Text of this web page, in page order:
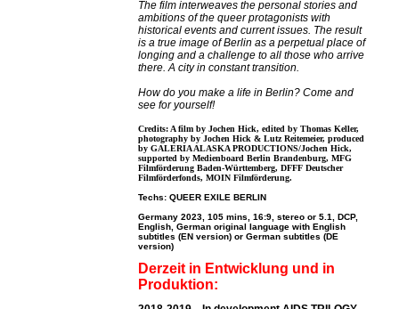
The film interweaves the personal stories and
ambitions of the queer protagonists with
historical events and current issues. The result
is a true image of Berlin as a perpetual place of
longing and a challenge to all those who arrive
there. A city in constant transition.
How do you make a life in Berlin? Come and
see for yourself!
Credits: A film by Jochen Hick, edited by Thomas Keller,
photography by Jochen Hick & Lutz Reitemeier, produced
by GALERIA ALASKA PRODUCTIONS/Jochen Hick,
supported by Medienboard Berlin Brandenburg, MFG
Filmförderung Baden-Württemberg, DFFF Deutscher
Filmförderfonds, MOIN Filmförderung.
Techs: QUEER EXILE BERLIN
Germany 2023, 105 mins, 16:9, stereo or 5.1, DCP,
English, German original language with English
subtitles (EN version) or German subtitles (DE
version)
Derzeit in Entwicklung und in
Produktion: